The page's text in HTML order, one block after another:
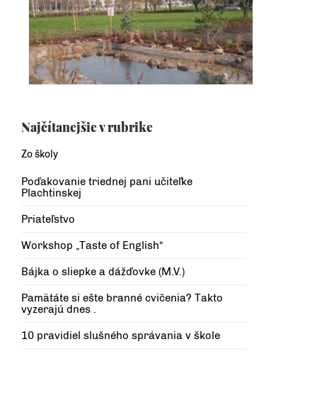
Najčítanejšie v rubrike
Zo školy
Poďakovanie triednej pani učiteľke
Plachtinskej
Priateľstvo
Workshop „Taste of English“
Bájka o sliepke a dážďovke (M.V.)
Pamätáte si ešte branné cvičenia? Takto
vyzerajú dnes .
10 pravidiel slušného správania v škole